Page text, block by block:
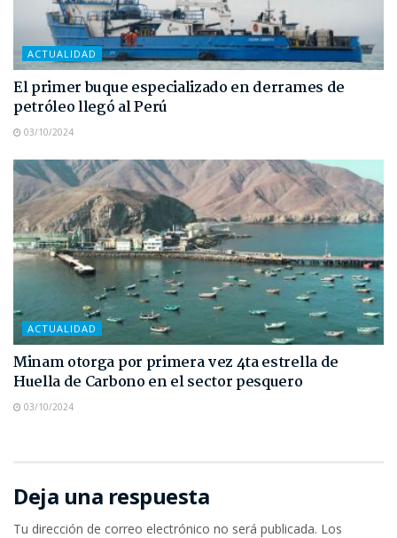
ACTUALIDAD
El primer buque especializado en derrames de
petróleo llegó al Perú
03/10/2024
ACTUALIDAD
Minam otorga por primera vez 4ta estrella de
Huella de Carbono en el sector pesquero
03/10/2024
Deja una respuesta
Tu dirección de correo electrónico no será publicada. Los